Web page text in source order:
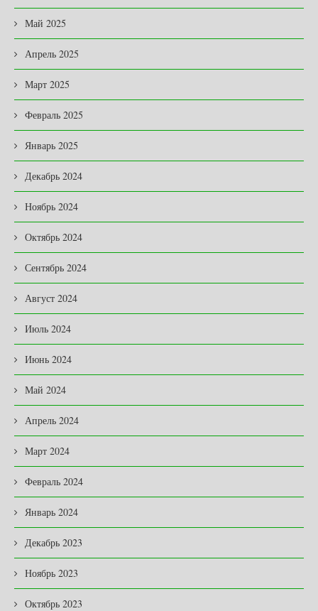
Май 2025
Апрель 2025
Март 2025
Февраль 2025
Январь 2025
Декабрь 2024
Ноябрь 2024
Октябрь 2024
Сентябрь 2024
Август 2024
Июль 2024
Июнь 2024
Май 2024
Апрель 2024
Март 2024
Февраль 2024
Январь 2024
Декабрь 2023
Ноябрь 2023
Октябрь 2023